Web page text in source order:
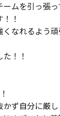
ームを引っ張
！
なれるよう
！！
かず自分に厳